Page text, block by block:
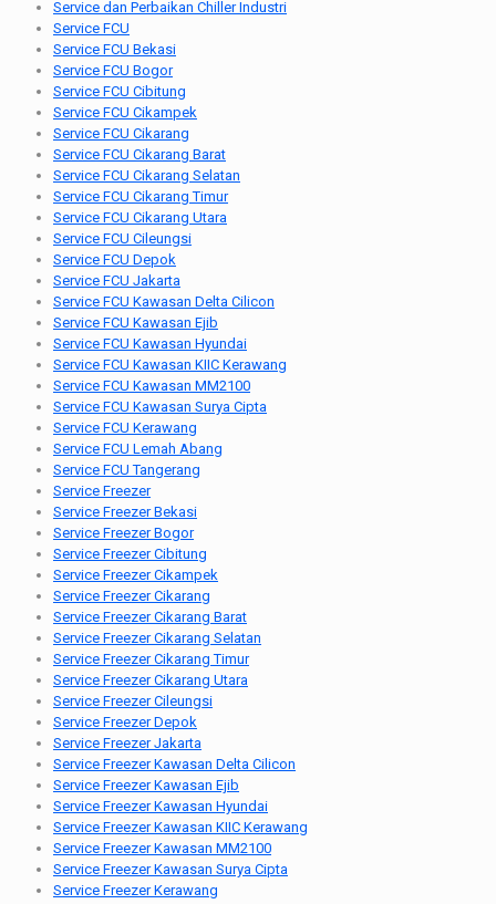
Service dan Perbaikan Chiller Industri
Service FCU
Service FCU Bekasi
Service FCU Bogor
Service FCU Cibitung
Service FCU Cikampek
Service FCU Cikarang
Service FCU Cikarang Barat
Service FCU Cikarang Selatan
Service FCU Cikarang Timur
Service FCU Cikarang Utara
Service FCU Cileungsi
Service FCU Depok
Service FCU Jakarta
Service FCU Kawasan Delta Cilicon
Service FCU Kawasan Ejib
Service FCU Kawasan Hyundai
Service FCU Kawasan KIIC Kerawang
Service FCU Kawasan MM2100
Service FCU Kawasan Surya Cipta
Service FCU Kerawang
Service FCU Lemah Abang
Service FCU Tangerang
Service Freezer
Service Freezer Bekasi
Service Freezer Bogor
Service Freezer Cibitung
Service Freezer Cikampek
Service Freezer Cikarang
Service Freezer Cikarang Barat
Service Freezer Cikarang Selatan
Service Freezer Cikarang Timur
Service Freezer Cikarang Utara
Service Freezer Cileungsi
Service Freezer Depok
Service Freezer Jakarta
Service Freezer Kawasan Delta Cilicon
Service Freezer Kawasan Ejib
Service Freezer Kawasan Hyundai
Service Freezer Kawasan KIIC Kerawang
Service Freezer Kawasan MM2100
Service Freezer Kawasan Surya Cipta
Service Freezer Kerawang